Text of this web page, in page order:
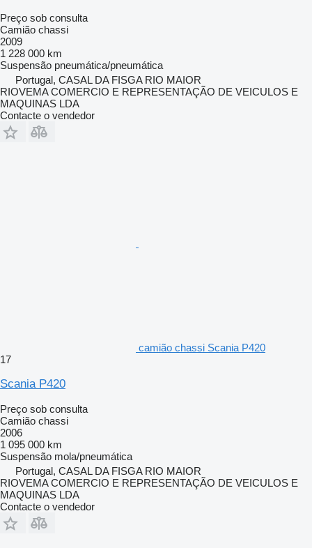
Preço sob consulta
Camião chassi
2009
1 228 000 km
Suspensão pneumática/pneumática
Portugal, CASAL DA FISGA RIO MAIOR
RIOVEMA COMERCIO E REPRESENTAÇÃO DE VEICULOS E
MAQUINAS LDA
Contacte o vendedor
camião chassi Scania P420
17
Scania P420
Preço sob consulta
Camião chassi
2006
1 095 000 km
Suspensão mola/pneumática
Portugal, CASAL DA FISGA RIO MAIOR
RIOVEMA COMERCIO E REPRESENTAÇÃO DE VEICULOS E
MAQUINAS LDA
Contacte o vendedor